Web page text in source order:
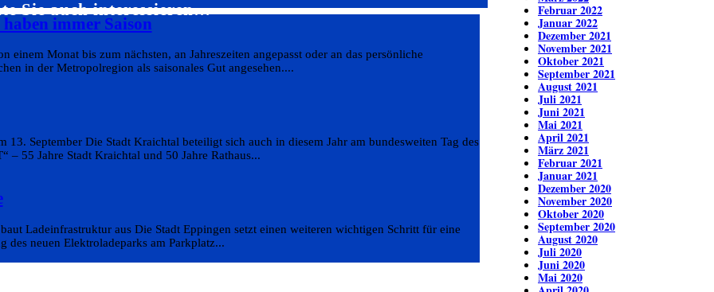
Sie auch interessieren…
immer Saison
Monat bis zum nächsten, an Jahreszeiten angepasst oder an das persönliche
in der Metropolregion als saisonales Gut angesehen....
September Die Stadt Kraichtal beteiligt sich auch in diesem Jahr am bundesweiten Tag des
55 Jahre Stadt Kraichtal und 50 Jahre Rathaus...
Ladeinfrastruktur aus Die Stadt Eppingen setzt einen weiteren wichtigen Schritt für eine
neuen Elektroladeparks am Parkplatz...
Februar 2022
Januar 2022
Dezember 2021
November 2021
Oktober 2021
September 2021
August 2021
Juli 2021
Juni 2021
Mai 2021
April 2021
März 2021
Februar 2021
Januar 2021
Dezember 2020
November 2020
Oktober 2020
September 2020
August 2020
Juli 2020
Juni 2020
Mai 2020